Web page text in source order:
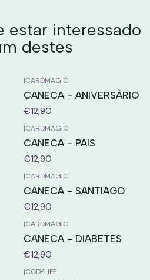
estar interessado
destes
|CARDMAGIC
CANECA - ANIVERSÀRIO
€12,90
|CARDMAGIC
CANECA - PAIS
€12,90
|CARDMAGIC
CANECA - SANTIAGO
€12,90
|CARDMAGIC
CANECA - DIABETES
€12,90
|CODYLIFE